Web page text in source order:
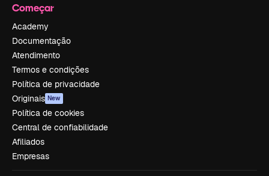
Começar
Academy
Documentação
Atendimento
Termos e condições
Política de privacidade
Originais New
Política de cookies
Central de confiabilidade
Afiliados
Empresas